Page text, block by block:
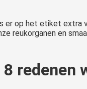
er op het etiket extra
reukorganen en
redenen